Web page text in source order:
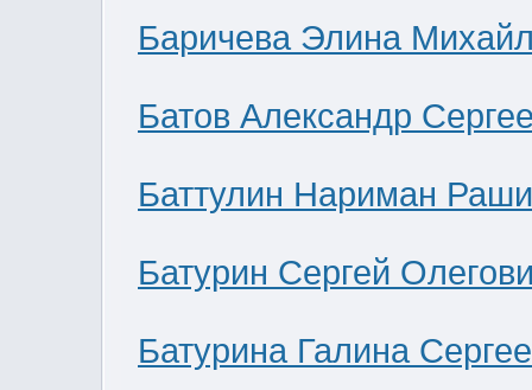
Баричева Элина
Батов Александр
Баттулин Нариман
Батурин Сергей
Батурина Галина